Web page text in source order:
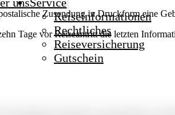
Reiseinformationen
Rechtliches
Reiseversicherung
Gutschein
Zusendung in Druckform eine
Tage vor Reiseantritt die letzten